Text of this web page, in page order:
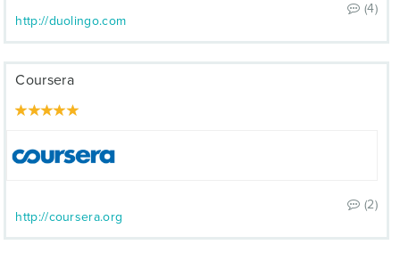
(4)
http://duolingo.com
Coursera
(2)
http://coursera.org